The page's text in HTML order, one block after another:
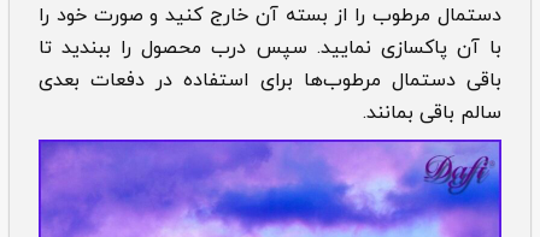
دستمال مرطوب را از بسته آن خارج کنید و صورت خود را
با آن پاکسازی نمایید. سپس درب محصول را ببندید تا
باقی دستمال مرطوب‌ها برای استفاده در دفعات بعدی
سالم باقی بمانند.